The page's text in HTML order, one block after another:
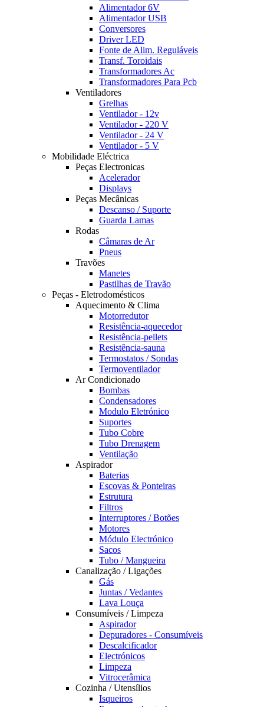
Alimentador 6V
Alimentador USB
Conversores
Driver LED
Fonte de Alim. Reguláveis
Transf. Toroidais
Transformadores Ac
Transformadores Para Pcb
Ventiladores
Grelhas
Ventilador - 12v
Ventilador - 220 V
Ventilador - 24 V
Ventilador - 5 V
Mobilidade Eléctrica
Peças Electronicas
Acelerador
Displays
Peças Mecânicas
Descanso / Suporte
Guarda Lamas
Rodas
Câmaras de Ar
Pneus
Travões
Manetes
Pastilhas de Travão
Peças - Eletrodomésticos
Aquecimento & Clima
Motorredutor
Resistência-aquecedor
Resistência-pellets
Resistência-sauna
Termostatos / Sondas
Termoventilador
Ar Condicionado
Bombas
Condensadores
Modulo Eletrónico
Suportes
Tubo Cobre
Tubo Drenagem
Ventilação
Aspirador
Baterias
Escovas & Ponteiras
Estrutura
Filtros
Interruptores / Botões
Motores
Módulo Electrónico
Sacos
Tubo / Mangueira
Canalização / Ligações
Gás
Juntas / Vedantes
Lava Louça
Consumíveis / Limpeza
Aspirador
Depuradores - Consumíveis
Descalcificador
Electrónicos
Limpeza
Vitrocerâmica
Cozinha / Utensílios
Isqueiros